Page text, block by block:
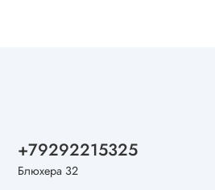
+79292215325
Блюхера 32